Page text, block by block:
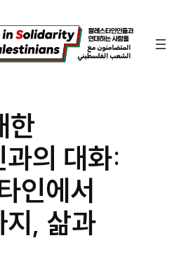
한
의 대화:
인에서
지, 삶과